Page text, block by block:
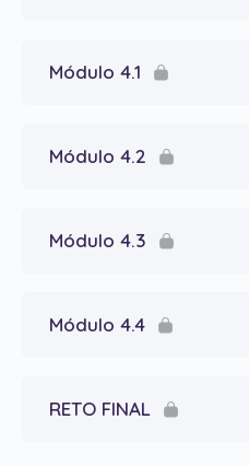
Módulo 4.1
Módulo 4.2
Módulo 4.3
Módulo 4.4
RETO FINAL